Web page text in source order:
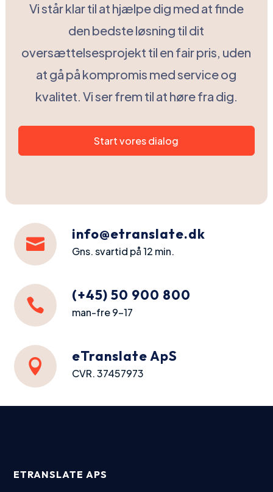
Vi står klar til at hjælpe dig med at finde
den bedste løsning til dit
oversættelsesprojekt til en fair pris, uden
at gå på kompromis med service og
kvalitet. Vi ser frem til at høre fra dig.
Start vores dialog

info@etranslate.dk
Gns. svartid på 12 min.

(+45) 50 900 800
man-fre 9-17

eTranslate ApS
CVR. 37457973
ETRANSLATE APS